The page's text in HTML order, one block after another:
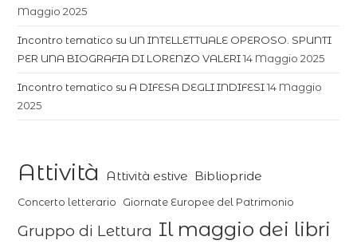
Maggio 2025
Incontro tematico su UN INTELLETTUALE OPEROSO. SPUNTI
PER UNA BIOGRAFIA DI LORENZO VALERI 14 Maggio 2025
Incontro tematico su A DIFESA DEGLI INDIFESI 14 Maggio
2025
Attività Attività estive Bibliopride
Concerto letterario Giornate Europee del Patrimonio
Gruppo di Lettura Il maggio dei libri